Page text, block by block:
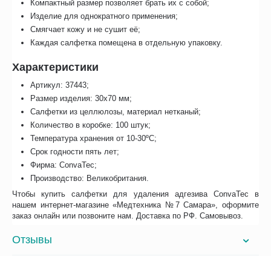
Компактный размер позволяет брать их с собой;
Изделие для однократного применения;
Смягчает кожу и не сушит её;
Каждая салфетка помещена в отдельную упаковку.
Характеристики
Артикул: 37443;
Размер изделия: 30х70 мм;
Салфетки из целлюлозы, материал нетканый;
Количество в коробке: 100 штук;
Температура хранения от 10-30ºC;
Срок годности пять лет;
Фирма: ConvaTec;
Производство: Великобритания.
Чтобы купить салфетки для удаления адгезива ConvaTec в
нашем интернет-магазине «Медтехника №7 Самара», оформите
заказ онлайн или позвоните нам. Доставка по РФ. Самовывоз.
Отзывы